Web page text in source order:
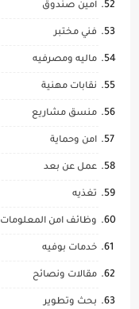
امين صندوق
فني مختبر
ماليه ومصرفيه
نقابات مهنية
منسق مشاريع
امن وحماية
عمل عن بعد
تغذيه
وظائف امن المعلومات
خدمات بوفيه
مقالات ونصائح
بحث وتطوير